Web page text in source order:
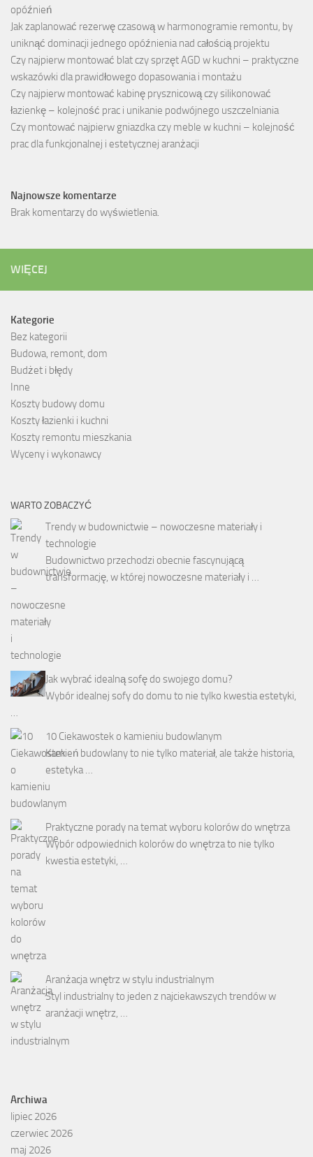
opóźnień
Jak zaplanować rezerwę czasową w harmonogramie remontu, by
uniknąć dominacji jednego opóźnienia nad całością projektu
Czy najpierw montować blat czy sprzęt AGD w kuchni – praktyczne
wskazówki dla prawidłowego dopasowania i montażu
Czy najpierw montować kabinę prysznicową czy silikonować
łazienkę – kolejność prac i unikanie podwójnego uszczelniania
Czy montować najpierw gniazdka czy meble w kuchni – kolejność
prac dla funkcjonalnej i estetycznej aranżacji
Najnowsze komentarze
Brak komentarzy do wyświetlenia.
WIĘCEJ
Kategorie
Bez kategorii
Budowa, remont, dom
Budżet i błędy
Inne
Koszty budowy domu
Koszty łazienki i kuchni
Koszty remontu mieszkania
Wyceny i wykonawcy
WARTO ZOBACZYĆ
Trendy w budownictwie – nowoczesne materiały i
technologie
Budownictwo przechodzi obecnie fascynującą
transformację, w której nowoczesne materiały i …
Jak wybrać idealną sofę do swojego domu?
Wybór idealnej sofy do domu to nie tylko kwestia estetyki,
10 Ciekawostek o kamieniu budowlanym
Kamień budowlany to nie tylko materiał, ale także historia,
estetyka …
Praktyczne porady na temat wyboru kolorów do wnętrza
Wybór odpowiednich kolorów do wnętrza to nie tylko
kwestia estetyki, …
Aranżacja wnętrz w stylu industrialnym
Styl industrialny to jeden z najciekawszych trendów w
aranżacji wnętrz, …
Archiwa
lipiec 2026
czerwiec 2026
maj 2026